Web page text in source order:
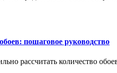
пошаговое руководство
рассчитать количество